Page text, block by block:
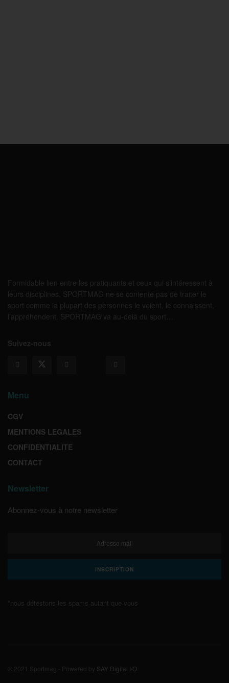
Formidable lien entre les pratiquants et ceux qui s’intéressent à
leurs disciplines, SPORTMAG ne se contente pas de traiter le
sport comme la plupart des personnes le voient, le connaissent,
l’appréhendent. SPORTMAG va au-delà du sport…
Suivez-nous
Menu
CGV
MENTIONS LEGALES
CONFIDENTIALITE
CONTACT
Newsletter
Abonnez-vous à notre newsletter
*nous détestons les spams autant que vous
© 2021 Sportmag - Powered by SAY Digital I/O